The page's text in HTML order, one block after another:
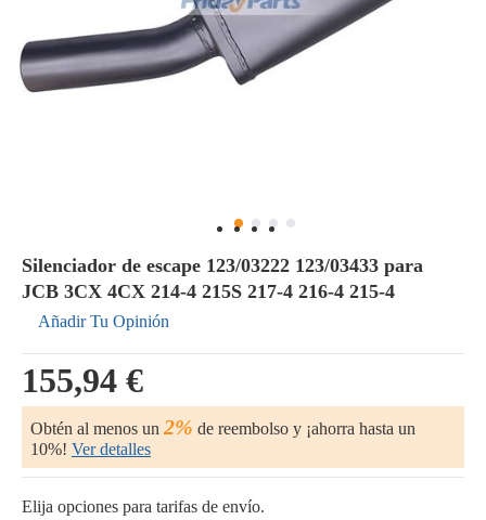
Silenciador de escape 123/03222 123/03433 para
JCB 3CX 4CX 214-4 215S 217-4 216-4 215-4
Añadir Tu Opinión
155,94 €
Obtén al menos un 2% de reembolso y ¡ahorra hasta un
10%! Ver detalles
Elija opciones para tarifas de envío.